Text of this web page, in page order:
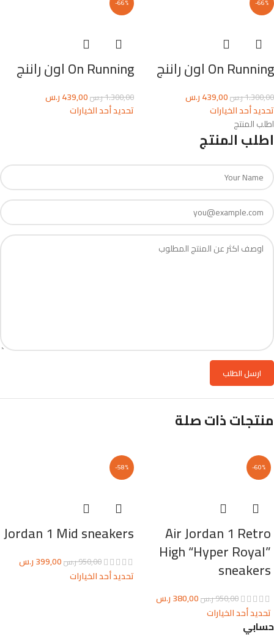
-66%
On Running اون راننج
1.300,00ر.س439,00ر.س
تحديد أحد الخيارات
-66%
On Running اون راننج
1.300,00ر.س439,00ر.س
تحديد أحد الخيارات
اطلب المنتج
اطلب المنتج
منتجات ذات صلة
-60%
Air Jordan 1 Retro
High “Hyper Royal”
sneakers
950,00ر.س380,00ر.س
تحديد أحد الخيارات
-58%
Jordan 1 Mid sneakers
950,00ر.س399,00ر.س
تحديد أحد الخيارات
حسابي